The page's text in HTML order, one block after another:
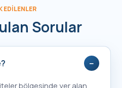
EDILENLER
Sorular
−
bölgesinde yer alan